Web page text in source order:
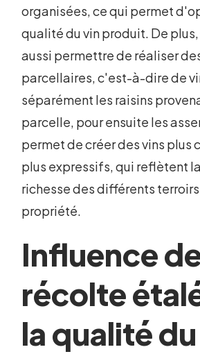
organisées, ce qui permet
qualité du vin produit. De
aussi permettre de réaliser
parcellaires, c'est-à-dire de
séparément les raisins
parcelle, pour ensuite les
permet de créer des vins plus
plus expressifs, qui reflètent
richesse des différents
propriété.
Influence
récolte
la qualité